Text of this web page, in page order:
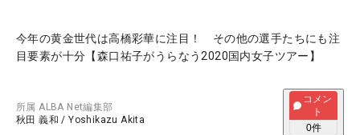
今年の黄金世代は高橋彩華に注目！ その他の選手たちにも注
目要素が十分【森口祐子がうらなう2020国内女子ツアー】
所属ALBA Net編集部
秋田 義和 /Yoshikazu Akita
コメン
ト
0件